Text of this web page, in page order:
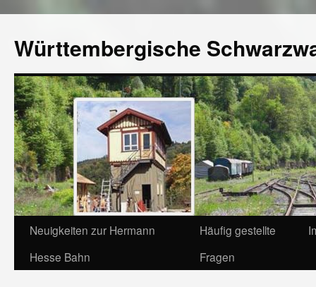
Württembergische
Neuigkeiten zur Hermann
Hesse Bahn
Häufig gestellte
Fragen